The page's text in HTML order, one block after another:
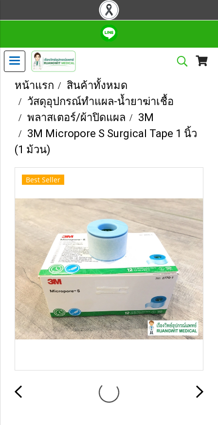
หน้าแรก
สินค้าทั้งหมด
วัสดุอุปกรณ์ทำแผล-น้ำยาฆ่าเชื้อ
พลาสเตอร์/ผ้าปิดแผล
3M
3M Micropore S Surgical Tape 1 นิ้ว
(1 ม้วน)
Best Seller